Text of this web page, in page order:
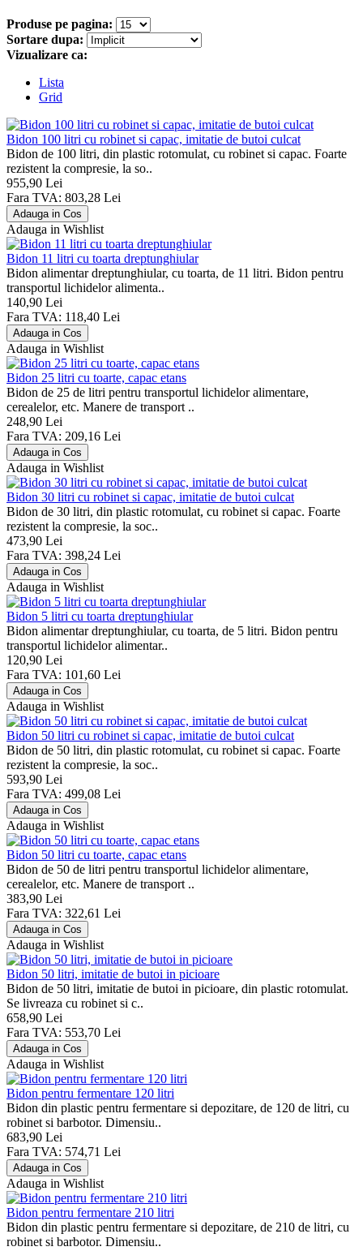
Produse pe pagina:
Sortare dupa:
Vizualizare ca:
Lista
Grid
Bidon 100 litri cu robinet si capac, imitatie de butoi culcat
Bidon de 100 litri, din plastic rotomulat, cu robinet si capac. Foarte
rezistent la compresie, la so..
955,90 Lei
Fara TVA: 803,28 Lei
Adauga in Wishlist
Bidon 11 litri cu toarta dreptunghiular
Bidon alimentar dreptunghiular, cu toarta, de 11 litri. Bidon pentru
transportul lichidelor alimenta..
140,90 Lei
Fara TVA: 118,40 Lei
Adauga in Wishlist
Bidon 25 litri cu toarte, capac etans
Bidon de 25 de litri pentru transportul lichidelor alimentare,
cerealelor, etc. Manere de transport ..
248,90 Lei
Fara TVA: 209,16 Lei
Adauga in Wishlist
Bidon 30 litri cu robinet si capac, imitatie de butoi culcat
Bidon de 30 litri, din plastic rotomulat, cu robinet si capac. Foarte
rezistent la compresie, la soc..
473,90 Lei
Fara TVA: 398,24 Lei
Adauga in Wishlist
Bidon 5 litri cu toarta dreptunghiular
Bidon alimentar dreptunghiular, cu toarta, de 5 litri. Bidon pentru
transportul lichidelor alimentar..
120,90 Lei
Fara TVA: 101,60 Lei
Adauga in Wishlist
Bidon 50 litri cu robinet si capac, imitatie de butoi culcat
Bidon de 50 litri, din plastic rotomulat, cu robinet si capac. Foarte
rezistent la compresie, la soc..
593,90 Lei
Fara TVA: 499,08 Lei
Adauga in Wishlist
Bidon 50 litri cu toarte, capac etans
Bidon de 50 de litri pentru transportul lichidelor alimentare,
cerealelor, etc. Manere de transport ..
383,90 Lei
Fara TVA: 322,61 Lei
Adauga in Wishlist
Bidon 50 litri, imitatie de butoi in picioare
Bidon de 50 litri, imitatie de butoi in picioare, din plastic rotomulat.
Se livreaza cu robinet si c..
658,90 Lei
Fara TVA: 553,70 Lei
Adauga in Wishlist
Bidon pentru fermentare 120 litri
Bidon din plastic pentru fermentare si depozitare, de 120 de litri, cu
robinet si barbotor. Dimensiu..
683,90 Lei
Fara TVA: 574,71 Lei
Adauga in Wishlist
Bidon pentru fermentare 210 litri
Bidon din plastic pentru fermentare si depozitare, de 210 de litri, cu
robinet si barbotor. Dimensiu..